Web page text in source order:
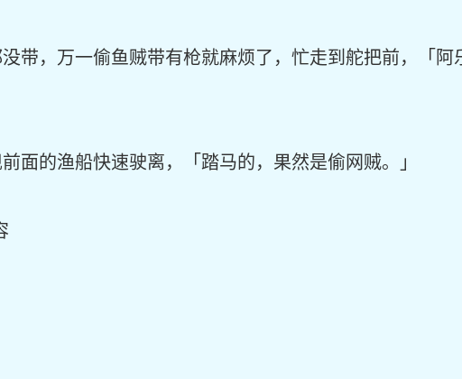
带，万一偷鱼贼带有枪就麻烦了，忙走到舵把前，「
面的渔船快速驶离，「踏马的，果然是偷网贼。」